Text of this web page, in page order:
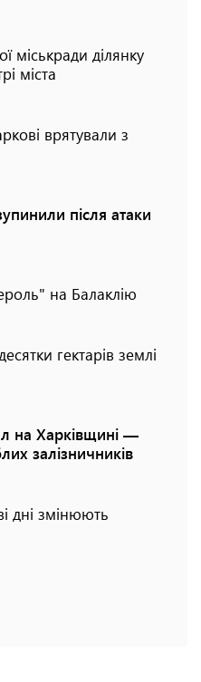
міськради ділянку
міста
врятували з
після атаки
на Балаклію
гектарів землі
на Харківщині —
залізничників
дні змінюють